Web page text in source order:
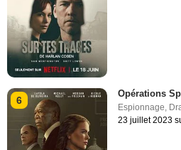
6
Opérations
Espionnage
23 juillet 2023